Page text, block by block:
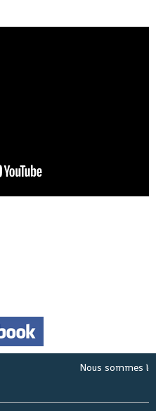
Nous sommes le